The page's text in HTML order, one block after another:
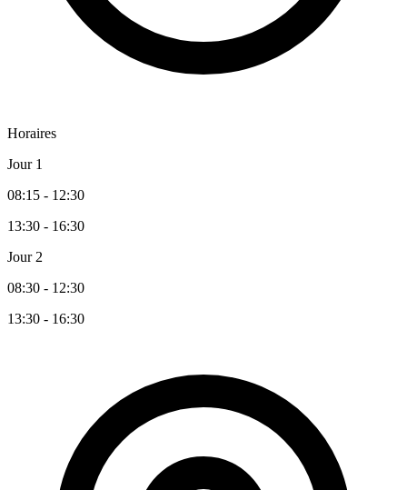
Horaires
Jour 1
08:15 - 12:30
13:30 - 16:30
Jour 2
08:30 - 12:30
13:30 - 16:30